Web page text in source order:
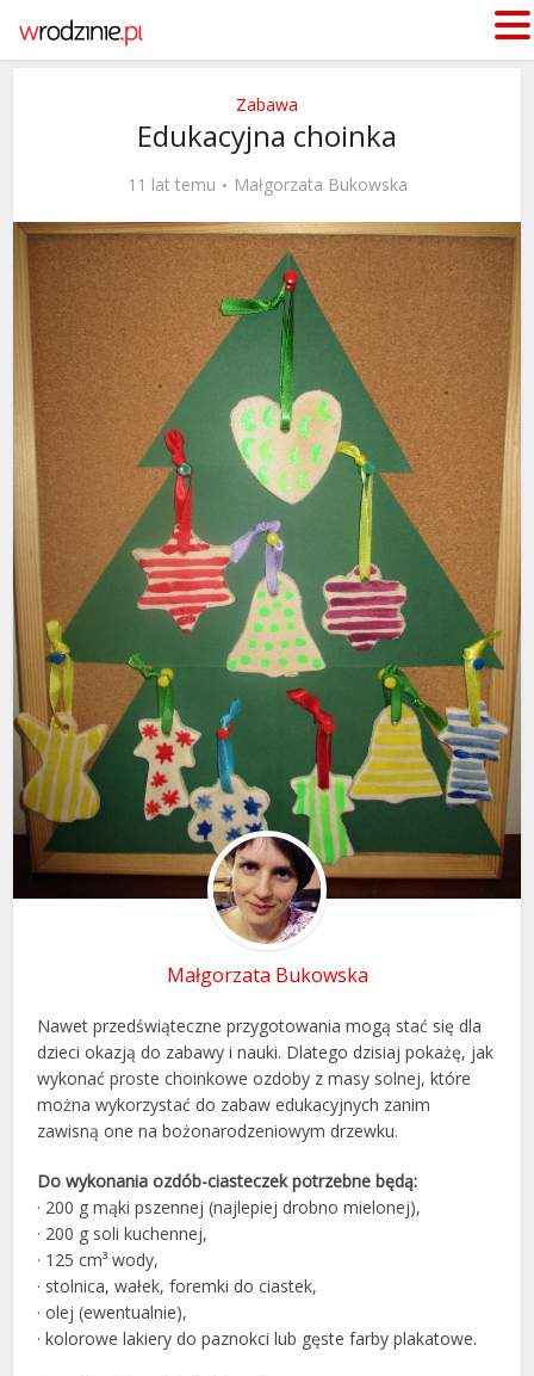
Zabawa
Edukacyjna choinka
11 lat temu Małgorzata Bukowska
Małgorzata Bukowska
Nawet przedświąteczne przygotowania mogą stać się dla
dzieci okazją do zabawy i nauki. Dlatego dzisiaj pokażę, jak
wykonać proste choinkowe ozdoby z masy solnej, które
można wykorzystać do zabaw edukacyjnych zanim
zawisną one na bożonarodzeniowym drzewku.
Do wykonania ozdób-ciasteczek potrzebne będą:
· 200 g mąki pszennej (najlepiej drobno mielonej),
· 200 g soli kuchennej,
· 125 cm³ wody,
· stolnica, wałek, foremki do ciastek,
· olej (ewentualnie),
· kolorowe lakiery do paznokci lub gęste farby plakatowe.